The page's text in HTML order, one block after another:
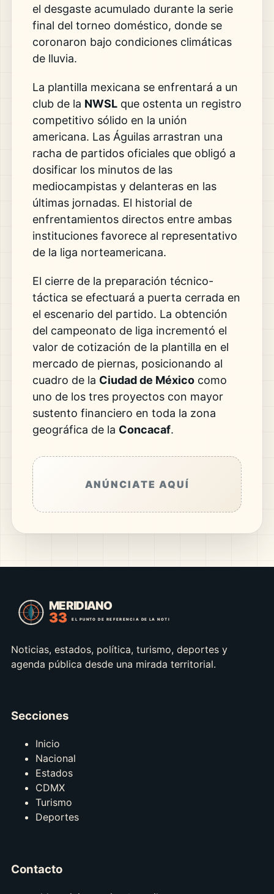
el desgaste acumulado durante la serie
final del torneo doméstico, donde se
coronaron bajo condiciones climáticas
de lluvia.
La plantilla mexicana se enfrentará a un
club de la NWSLque ostenta un registro
competitivo sólido en la unión
americana. Las Águilas arrastran una
racha de partidos oficiales que obligó a
dosificar los minutos de las
mediocampistas y delanteras en las
últimas jornadas. El historial de
enfrentamientos directos entre ambas
instituciones favorece al representativo
de la liga norteamericana.
El cierre de la preparación técnico-
táctica se efectuará a puerta cerrada en
el escenario del partido. La obtención
del campeonato de liga incrementó el
valor de cotización de la plantilla en el
mercado de piernas, posicionando al
cuadro de la Ciudad de Méxicocomo
uno de los tres proyectos con mayor
sustento financiero en toda la zona
geográfica de la Concacaf.
ANÚNCIATE AQUÍ
Noticias, estados, política, turismo, deportes y
agenda pública desde una mirada territorial.
Secciones
Inicio
Nacional
Estados
CDMX
Turismo
Deportes
Contacto